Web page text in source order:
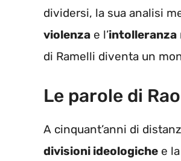
dividersi, la sua analisi
violenza e l’intolleranza
di Ramelli diventa un
Le parole di
A cinquant’anni di
divisioni ideologiche e